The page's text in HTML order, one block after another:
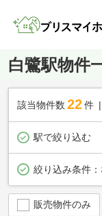
白鷺駅物件
該当物件数 22件
駅で絞り込む
絞り込み条件：
販売物件のみ